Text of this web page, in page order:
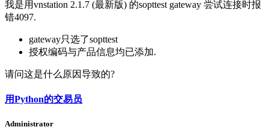
我是用vnstation 2.1.7 (最新版) 的sopttest gateway 尝试连接时报
错4097.
gateway只选了sopttest
授权编码与产品信息均已添加.
请问这是什么原因导致的?
用Python的交易员
Administrator